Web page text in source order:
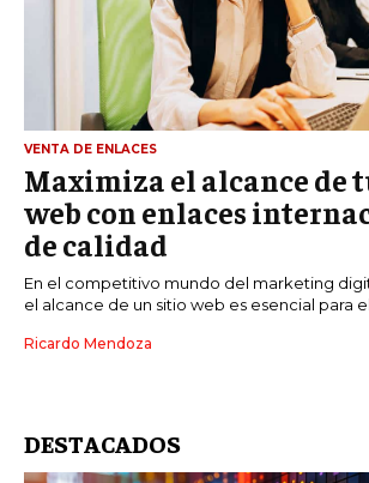
VENTA DE ENLACES
Maximiza el alcance de
web con enlaces
de calidad
En el competitivo mundo del marketing
el alcance de un sitio web es esencial para el
Ricardo Mendoza
DESTACADOS